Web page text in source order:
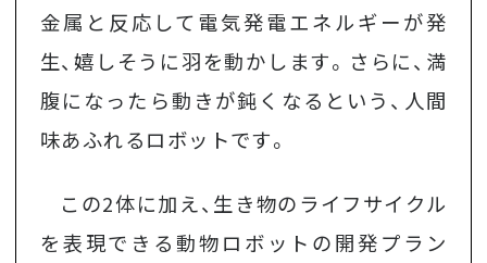
金属と反応して電気発電エネルギーが発
生、嬉しそうに羽を動かします。さらに、満
腹になったら動きが鈍くなるという、人間
味あふれるロボットです。
この2体に加え、生き物のライフサイクル
を表現できる動物ロボットの開発プラン